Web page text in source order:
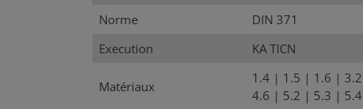
Norme
DIN 371
Execution
KA TICN
Matériaux
1.4 | 1.5 | 1.6 | 3.2
4.6 | 5.2 | 5.3 | 5.4